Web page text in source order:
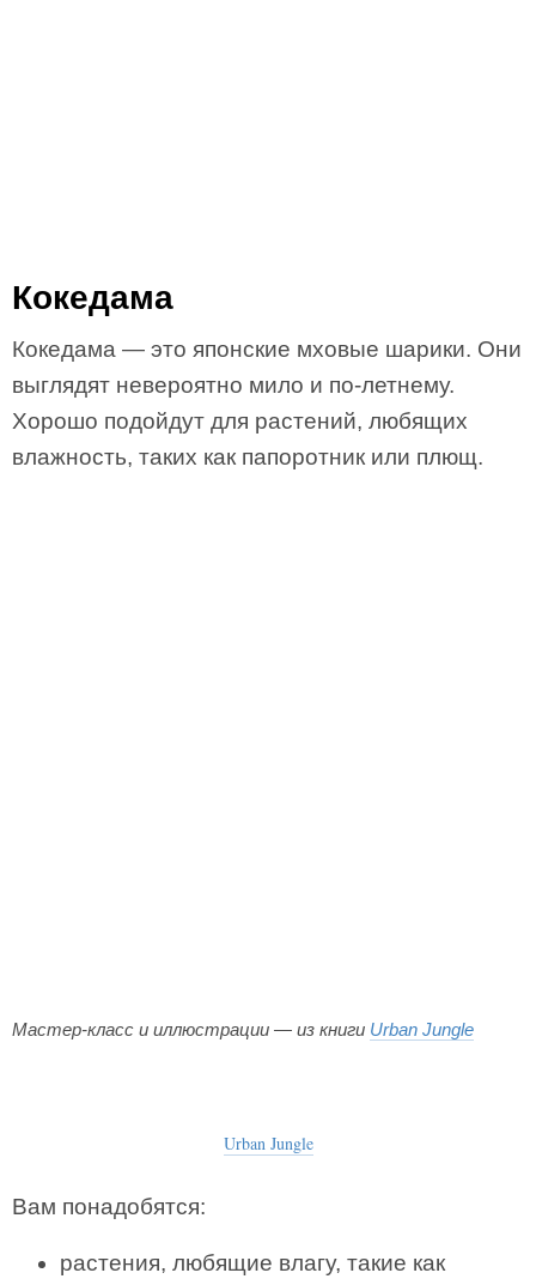
Кокедама
Кокедама — это японские мховые шарики. Они
выглядят невероятно мило и по-летнему.
Хорошо подойдут для растений, любящих
влажность, таких как папоротник или плющ.
Мастер-класс и иллюстрации — из книги Urban Jungle
Urban Jungle
Вам понадобятся:
растения, любящие влагу, такие как